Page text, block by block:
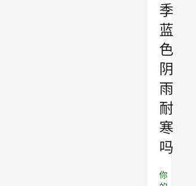
季
蓝
色
阴
雨
耐
寒
吗
你